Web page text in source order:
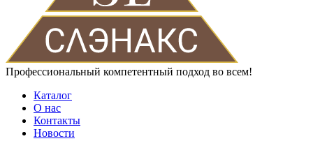
Профессиональный компетентный подход во всем!
Каталог
О нас
Контакты
Новости